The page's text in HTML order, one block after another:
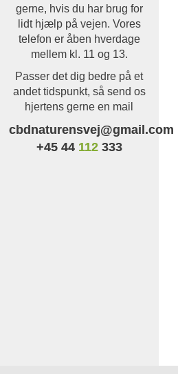
gerne, hvis du har brug for
lidt hjælp på vejen. Vores
telefon er åben hverdage
mellem kl. 11 og 13.
Passer det dig bedre på et
andet tidspunkt, så send os
hjertens gerne en mail
cbdnaturensvej@gmail.com
+45 44 112333